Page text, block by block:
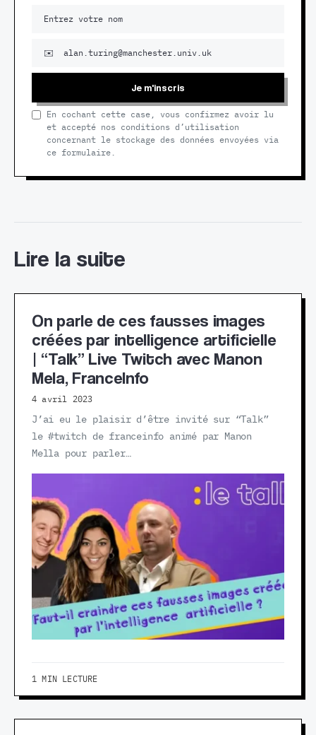
Je m'inscris
En cochant cette case, vous confirmez avoir lu
et accepté nos conditions d’utilisation
concernant le stockage des données envoyées via
ce formulaire.
Lire la suite
On parle de ces fausses images
créées par intelligence artificielle
| “Talk” Live Twitch avec Manon
Mela, FranceInfo
4 avril 2023
J’ai eu le plaisir d’être invité sur “Talk”
le #twitch de franceinfo animé par Manon
Mella pour parler…
1 MIN LECTURE